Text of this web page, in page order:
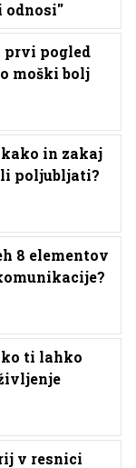
odnosi''
prvi pogled
moški bolj
in zakaj
poljubljati?
8 elementov
ti lahko
v resnici